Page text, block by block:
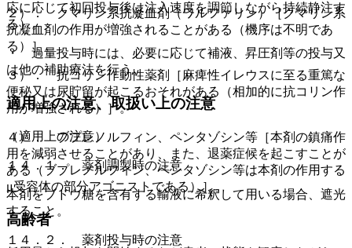
応に応じて初回投与後は注入速度を調節しながら持続静注す
る）。
・ 過量投与時には、必要に応じて補液、昇圧剤等の投与又
は他の補助療法を行う。
適用上の注意、取扱い上の注意
（適用上の注意）
１４．１． 薬剤調製時の注意
本剤をブドウ糖を含有する輸液に希釈して用いる場合、遮光
すること。
１４．２． 薬剤投与時の注意
２）． クマリン系抗凝血剤（ワルファリン）［クマリン系
抗凝血剤の作用が増強されることがある（機序は不明であ
る）］。
３）． 抗コリン作動性薬剤［麻痺性イレウスに至る重篤な
便秘又は尿貯留が起こるおそれがある（相加的に抗コリン作
用が増強される）］。
４）． ブプレノルフィン、ペンタゾシン等［本剤の鎮痛作
用を減弱させることがあり、また、退薬症候を起こすことが
ある（ブプレノルフィン、ペンタゾシン等は本剤の作用する
μ受容体の部分アゴニストである）］。
高齢者